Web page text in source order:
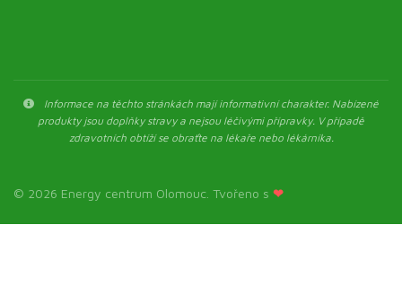
Informace na těchto stránkách mají informativní charakter. Nabízené
produkty jsou doplňky stravy a nejsou léčivými přípravky. V případě
zdravotních obtíží se obraťte na lékaře nebo lékárníka.
© 2026 Energy centrum Olomouc. Tvořeno s ❤